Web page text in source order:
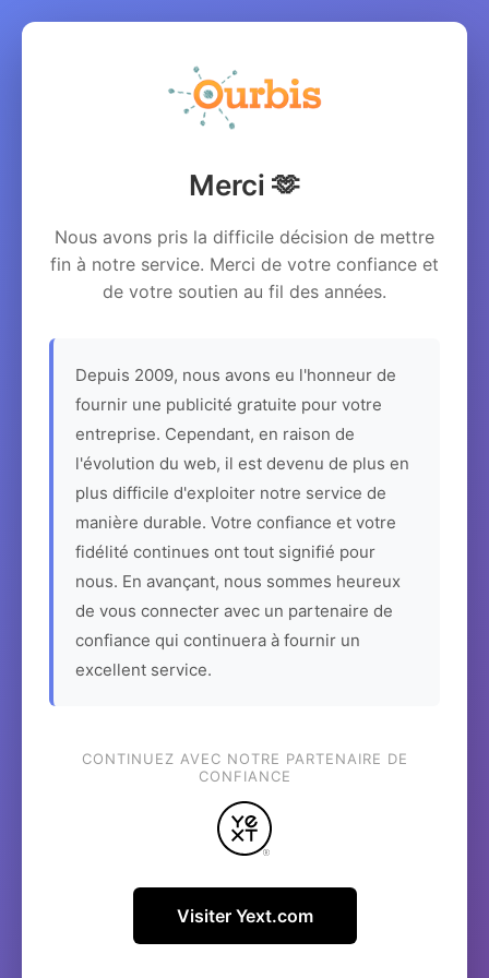
Merci 🫶
Nous avons pris la difficile décision de mettre
fin à notre service. Merci de votre confiance et
de votre soutien au fil des années.
Depuis 2009, nous avons eu l'honneur de
fournir une publicité gratuite pour votre
entreprise. Cependant, en raison de
l'évolution du web, il est devenu de plus en
plus difficile d'exploiter notre service de
manière durable. Votre confiance et votre
fidélité continues ont tout signifié pour
nous. En avançant, nous sommes heureux
de vous connecter avec un partenaire de
confiance qui continuera à fournir un
excellent service.
CONTINUEZ AVEC NOTRE PARTENAIRE DE
CONFIANCE
Visiter Yext.com